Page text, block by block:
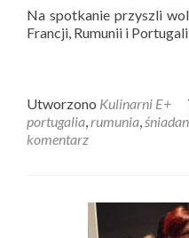
Na spotkanie przyszli
Francji, Rumunii i
Utworzono Kulinarni E+
portugalia,rumunia,
komentarz